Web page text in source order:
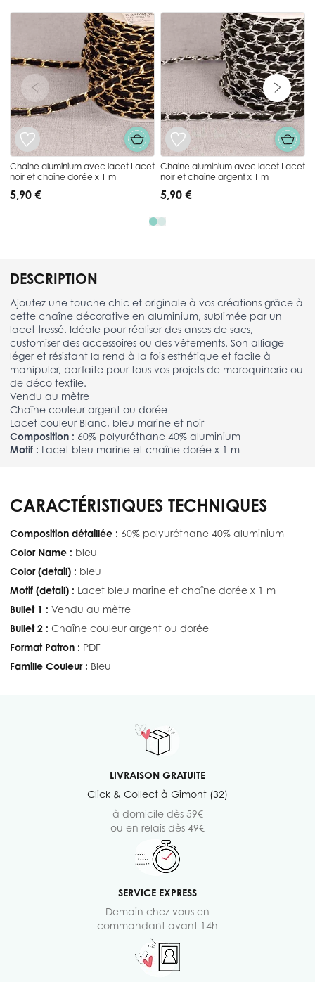
DESCRIPTION
Ajoutez une touche chic et originale à vos créations grâce à
cette chaîne décorative en aluminium, sublimée par un
lacet tressé. Idéale pour réaliser des anses de sacs,
customiser des accessoires ou des vêtements. Son alliage
léger et résistant la rend à la fois esthétique et facile à
manipuler, parfaite pour tous vos projets de maroquinerie ou
de déco textile.
Vendu au mètre
Chaîne couleur argent ou dorée
Lacet couleur Blanc, bleu marine et noir
Composition : 60% polyuréthane 40% aluminium
Motif : Lacet bleu marine et chaîne dorée x 1 m
Press to skip carousel
Chaine aluminium avec lacet Lacet
noir et chaîne dorée x 1 m
5,90 €
Chaine aluminium avec lacet Lacet
noir et chaîne argent x 1 m
5,90 €
CARACTÉRISTIQUES TECHNIQUES
Composition détaillée : 60% polyuréthane 40% aluminium
Color Name : bleu
Color (detail) : bleu
Motif (detail) : Lacet bleu marine et chaîne dorée x 1 m
Bullet 1 : Vendu au mètre
Bullet 2 : Chaîne couleur argent ou dorée
Format Patron : PDF
Famille Couleur : Bleu
LIVRAISON GRATUITE
Click & Collect à Gimont (32)
à domicile dès 59€
ou en relais dès 49€
SERVICE EXPRESS
Demain chez vous en
commandant avant 14h